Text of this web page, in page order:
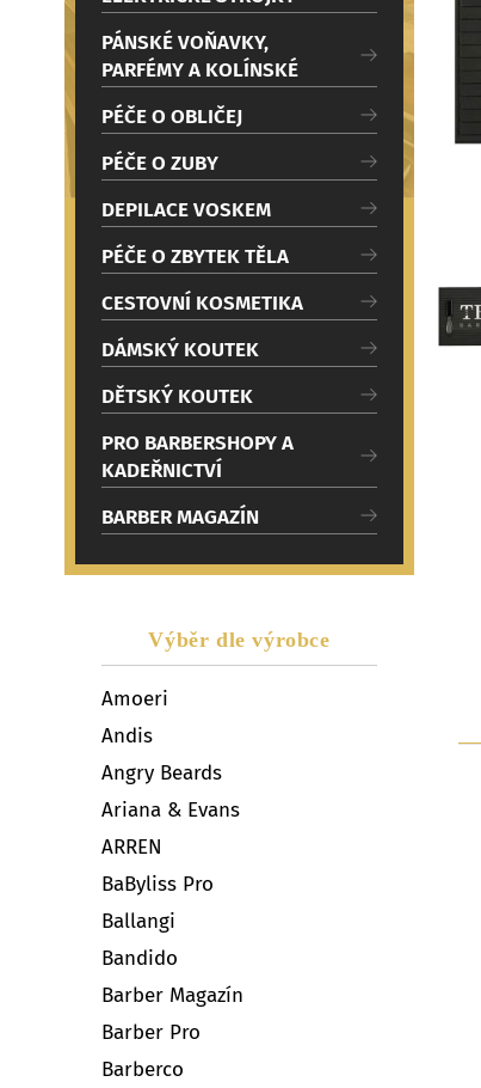
PÁNSKÉ VOŇAVKY,
PARFÉMY A KOLÍNSKÉ
PÉČE O OBLIČEJ
PÉČE O ZUBY
DEPILACE VOSKEM
PÉČE O ZBYTEK TĚLA
CESTOVNÍ KOSMETIKA
DÁMSKÝ KOUTEK
DĚTSKÝ KOUTEK
PRO BARBERSHOPY A
KADEŘNICTVÍ
BARBER MAGAZÍN
Výběr dle výrobce
Amoeri
Andis
Angry Beards
Ariana & Evans
ARREN
BaByliss Pro
Ballangi
Bandido
Barber Magazín
Barber Pro
Barberco
Načítám